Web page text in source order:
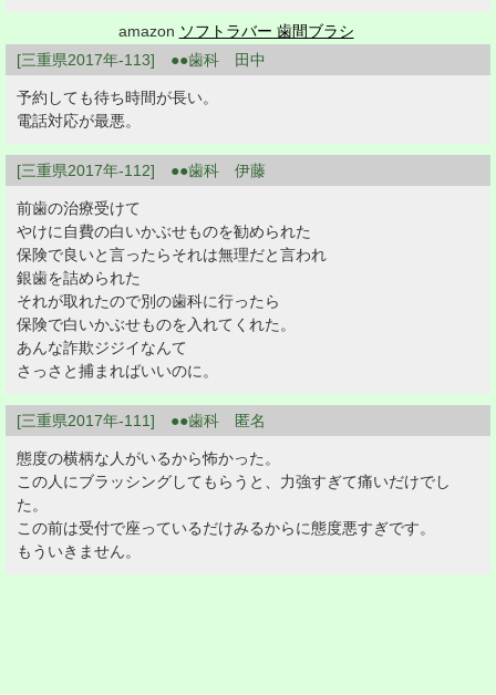
amazon ソフトラバー 歯間ブラシ
[三重県2017年-113] ●●歯科 田中
予約しても待ち時間が長い。
電話対応が最悪。
[三重県2017年-112] ●●歯科 伊藤
前歯の治療受けて
やけに自費の白いかぶせものを勧められた
保険で良いと言ったらそれは無理だと言われ
銀歯を詰められた
それが取れたので別の歯科に行ったら
保険で白いかぶせものを入れてくれた。
あんな詐欺ジジイなんて
さっさと捕まればいいのに。
[三重県2017年-111] ●●歯科 匿名
態度の横柄な人がいるから怖かった。
この人にブラッシングしてもらうと、力強すぎて痛いだけでし
た。
この前は受付で座っているだけみるからに態度悪すぎです。
もういきません。